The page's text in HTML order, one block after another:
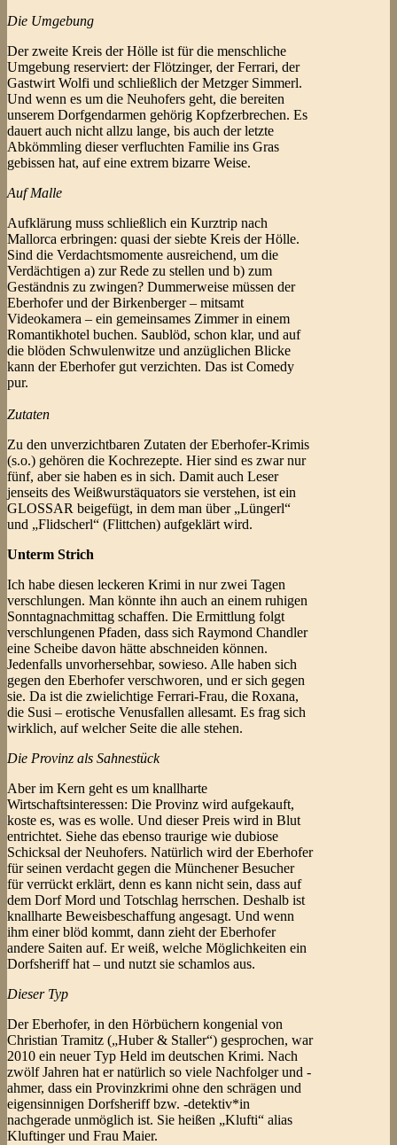
Die Umgebung
Der zweite Kreis der Hölle ist für die menschliche
Umgebung reserviert: der Flötzinger, der Ferrari, der
Gastwirt Wolfi und schließlich der Metzger Simmerl.
Und wenn es um die Neuhofers geht, die bereiten
unserem Dorfgendarmen gehörig Kopfzerbrechen. Es
dauert auch nicht allzu lange, bis auch der letzte
Abkömmling dieser verfluchten Familie ins Gras
gebissen hat, auf eine extrem bizarre Weise.
Auf Malle
Aufklärung muss schließlich ein Kurztrip nach
Mallorca erbringen: quasi der siebte Kreis der Hölle.
Sind die Verdachtsmomente ausreichend, um die
Verdächtigen a) zur Rede zu stellen und b) zum
Geständnis zu zwingen? Dummerweise müssen der
Eberhofer und der Birkenberger – mitsamt
Videokamera – ein gemeinsames Zimmer in einem
Romantikhotel buchen. Saublöd, schon klar, und auf
die blöden Schwulenwitze und anzüglichen Blicke
kann der Eberhofer gut verzichten. Das ist Comedy
pur.
Zutaten
Zu den unverzichtbaren Zutaten der Eberhofer-Krimis
(s.o.) gehören die Kochrezepte. Hier sind es zwar nur
fünf, aber sie haben es in sich. Damit auch Leser
jenseits des Weißwurstäquators sie verstehen, ist ein
GLOSSAR beigefügt, in dem man über „Lüngerl“
und „Flidscherl“ (Flittchen) aufgeklärt wird.
Unterm Strich
Ich habe diesen leckeren Krimi in nur zwei Tagen
verschlungen. Man könnte ihn auch an einem ruhigen
Sonntagnachmittag schaffen. Die Ermittlung folgt
verschlungenen Pfaden, dass sich Raymond Chandler
eine Scheibe davon hätte abschneiden können.
Jedenfalls unvorhersehbar, sowieso. Alle haben sich
gegen den Eberhofer verschworen, und er sich gegen
sie. Da ist die zwielichtige Ferrari-Frau, die Roxana,
die Susi – erotische Venusfallen allesamt. Es frag sich
wirklich, auf welcher Seite die alle stehen.
Die Provinz als Sahnestück
Aber im Kern geht es um knallharte
Wirtschaftsinteressen: Die Provinz wird aufgekauft,
koste es, was es wolle. Und dieser Preis wird in Blut
entrichtet. Siehe das ebenso traurige wie dubiose
Schicksal der Neuhofers. Natürlich wird der Eberhofer
für seinen verdacht gegen die Münchener Besucher
für verrückt erklärt, denn es kann nicht sein, dass auf
dem Dorf Mord und Totschlag herrschen. Deshalb ist
knallharte Beweisbeschaffung angesagt. Und wenn
ihm einer blöd kommt, dann zieht der Eberhofer
andere Saiten auf. Er weiß, welche Möglichkeiten ein
Dorfsheriff hat – und nutzt sie schamlos aus.
Dieser Typ
Der Eberhofer, in den Hörbüchern kongenial von
Christian Tramitz („Huber & Staller“) gesprochen, war
2010 ein neuer Typ Held im deutschen Krimi. Nach
zwölf Jahren hat er natürlich so viele Nachfolger und -
ahmer, dass ein Provinzkrimi ohne den schrägen und
eigensinnigen Dorfsheriff bzw. -detektiv*in
nachgerade unmöglich ist. Sie heißen „Klufti“ alias
Kluftinger und Frau Maier.